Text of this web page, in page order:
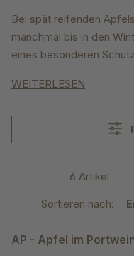
Bei spät reifenden
manchmal bis in den
eines besonderen
WEITERLESEN
6 Artikel
Sortieren nach:
AP - Apfel im